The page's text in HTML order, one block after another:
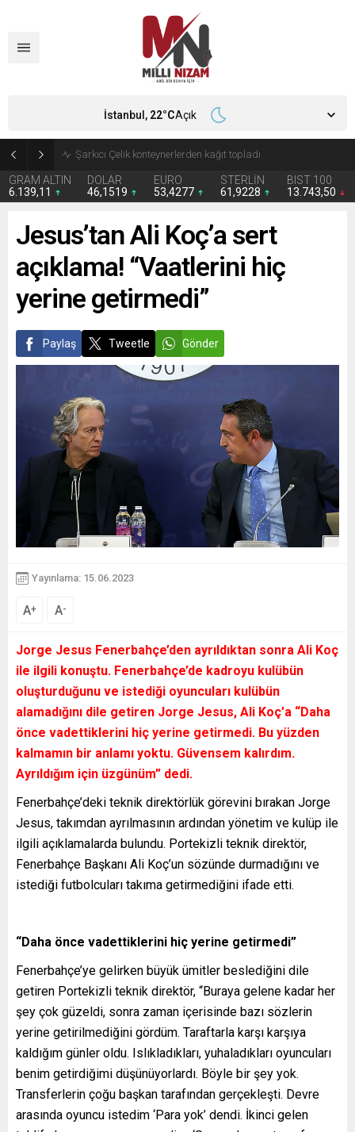
İran 2 ülkeyi birden vurdu
GRAM ALTIN
6.139,11
DOLAR
46,1519
EURO
53,4277
STERLİN
61,9228
BIST 100
13.743,50
İstanbul, 22°CAçık
Jesus’tan Ali Koç’a sert
açıklama! “Vaatlerini hiç
yerine getirmedi”
Paylaş Tweetle Gönder
Yayınlama: 15.06.2023
A+ A-
Jorge Jesus Fenerbahçe’den ayrıldıktan sonra Ali Koç
ile ilgili konuştu. Fenerbahçe’de kadroyu kulübün
oluşturduğunu ve istediği oyuncuları kulübün
alamadığını dile getiren Jorge Jesus, Ali Koç’a “Daha
önce vadettiklerini hiç yerine getirmedi. Bu yüzden
kalmamın bir anlamı yoktu. Güvensem kalırdım.
Ayrıldığım için üzgünüm” dedi.
Fenerbahçe’deki teknik direktörlük görevini bırakan Jorge
Jesus, takımdan ayrılmasının ardından yönetim ve kulüp ile
ilgili açıklamalarda bulundu. Portekizli teknik direktör,
Fenerbahçe Başkanı Ali Koç’un sözünde durmadığını ve
istediği futbolcuları takıma getirmediğini ifade etti.
“Daha önce vadettiklerini hiç yerine getirmedi”
Fenerbahçe’ye gelirken büyük ümitler beslediğini dile
getiren Portekizli teknik direktör, “Buraya gelene kadar her
şey çok güzeldi, sonra zaman içerisinde bazı sözlerin
yerine getirilmediğini gördüm. Taraftarla karşı karşıya
kaldığım günler oldu. Islıkladıkları, yuhaladıkları oyuncuları
benim getirdiğimi düşünüyorlardı. Böyle bir şey yok.
Transferlerin çoğu başkan tarafından gerçekleşti. Devre
arasında oyuncu istedim ‘Para yok’ dendi. İkinci gelen